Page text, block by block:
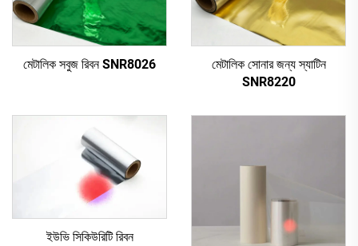
মেটালিক সবুজ রিবন SNR8026
মেটালিক সোনার জন্য স্যাটিন
SNR8220
ইউভি সিকিউরিটি রিবন